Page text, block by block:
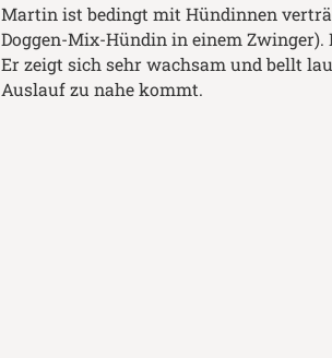
Martin ist bedingt mit Hündinnen
Doggen-Mix-Hündin in einem
Er zeigt sich sehr wachsam und bellt
Auslauf zu nahe kommt.